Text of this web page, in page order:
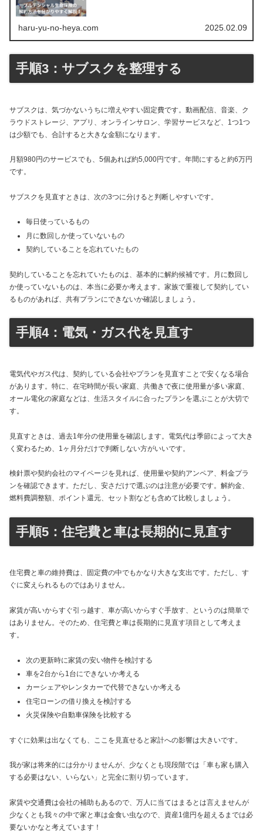
haru-yu-no-heya.com 2025.02.09
手順3：サブスクを整理する
サブスクは、気づかないうちに増えやすい固定費です。動画配信、音楽、ク
ラウドストレージ、アプリ、オンラインサロン、学習サービスなど、1つ1つ
は少額でも、合計すると大きな金額になります。
月額980円のサービスでも、5個あれば約5,000円です。年間にすると約6万円
です。
サブスクを見直すときは、次の3つに分けると判断しやすいです。
毎日使っているもの
月に数回しか使っていないもの
契約していることを忘れていたもの
契約していることを忘れていたものは、基本的に解約候補です。月に数回し
か使っていないものは、本当に必要か考えます。家族で重複して契約してい
るものがあれば、共有プランにできないか確認しましょう。
手順4：電気・ガス代を見直す
電気代やガス代は、契約している会社やプランを見直すことで安くなる場合
があります。特に、在宅時間が長い家庭、共働きで夜に使用量が多い家庭、
オール電化の家庭などは、生活スタイルに合ったプランを選ぶことが大切で
す。
見直すときは、過去1年分の使用量を確認します。電気代は季節によって大き
く変わるため、1ヶ月分だけで判断しない方がいいです。
検針票や契約会社のマイページを見れば、使用量や契約アンペア、料金プラ
ンを確認できます。ただし、安さだけで選ぶのは注意が必要です。解約金、
燃料費調整額、ポイント還元、セット割なども含めて比較しましょう。
手順5：住宅費と車は長期的に見直す
住宅費と車の維持費は、固定費の中でもかなり大きな支出です。ただし、す
ぐに変えられるものではありません。
家賃が高いからすぐ引っ越す、車が高いからすぐ手放す、というのは簡単で
はありません。そのため、住宅費と車は長期的に見直す項目として考えま
す。
次の更新時に家賃の安い物件を検討する
車を2台から1台にできないか考える
カーシェアやレンタカーで代替できないか考える
住宅ローンの借り換えを検討する
火災保険や自動車保険を比較する
すぐに効果は出なくても、ここを見直せると家計への影響は大きいです。
我が家は将来的には分かりませんが、少なくとも現段階では「車も家も購入
する必要はない、いらない」と完全に割り切っています。
家賃や交通費は会社の補助もあるので、万人に当てはまるとは言えませんが
少なくとも我々の中で家と車は金食い虫なので、資産1億円を超えるまでは必
要ないかなと考えています！